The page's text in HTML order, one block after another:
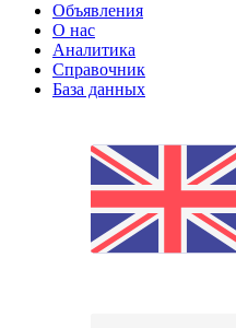
Объявления
О нас
Аналитика
Справочник
База данных